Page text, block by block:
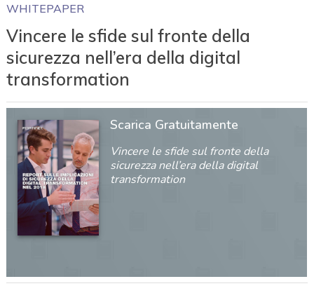
WHITEPAPER
Vincere le sfide sul fronte della
sicurezza nell’era della digital
transformation
Scarica Gratuitamente
Vincere le sfide sul fronte della
sicurezza nell’era della digital
transformation